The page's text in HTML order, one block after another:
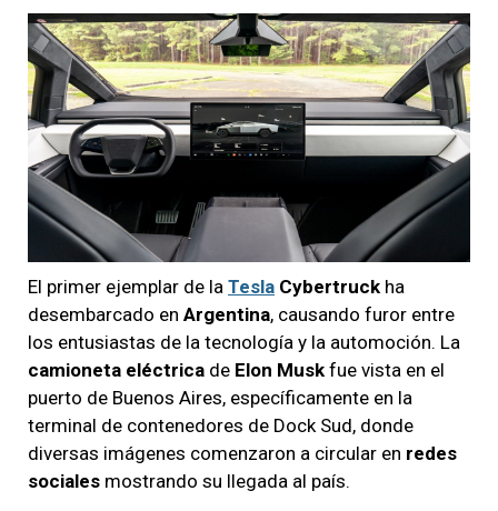
El primer ejemplar de la Tesla Cybertruck ha
desembarcado en Argentina, causando furor entre
los entusiastas de la tecnología y la automoción. La
camioneta eléctrica de Elon Musk fue vista en el
puerto de Buenos Aires, específicamente en la
terminal de contenedores de Dock Sud, donde
diversas imágenes comenzaron a circular en redes
sociales mostrando su llegada al país.